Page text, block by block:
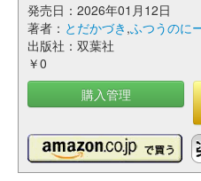
発売日：2026年01月12日
著者： とだかづき ,ふつうのに
出版社：双葉社
￥0
購入管理